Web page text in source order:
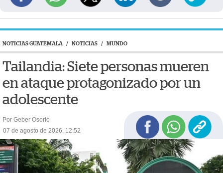
NOTICIAS GUATEMALA / NOTICIAS / MUNDO
Tailandia: Siete personas mueren
en ataque protagonizado por un
adolescente
Por Geber Osorio
07 de agosto de 2026, 12:52